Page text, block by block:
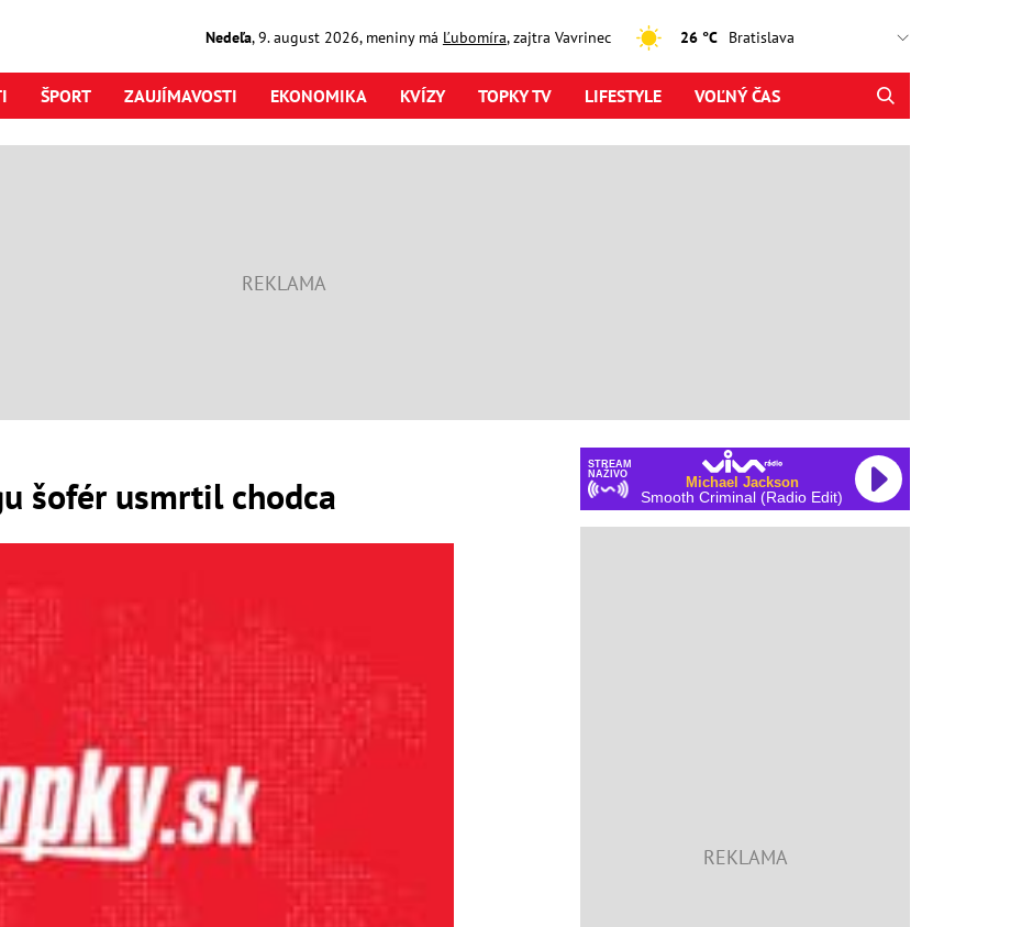
Nedeľa,9. august2026, meniny má Ľubomíra, zajtra Vavrinec 26 °C
ŠPORT ZAUJÍMAVOSTI EKONOMIKA KVÍZY TOPKY TV LIFESTYLE VOĽNÝ ČAS
šofér usmrtil chodca
STREAM
NAŽIVO
Michael Jackson
Smooth Criminal (Radio Edit)